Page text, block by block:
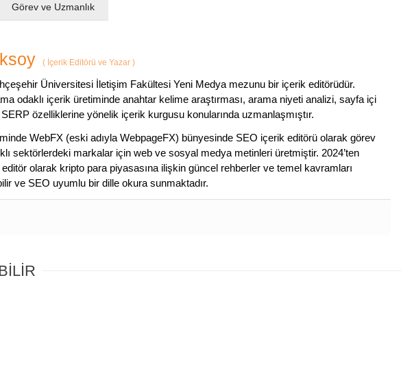
Görev ve Uzmanlık
( İçerik Editörü ve Yazar )
Üniversitesi İletişim Fakültesi Yeni Medya mezunu bir içerik editörüdür.
odaklı içerik üretiminde anahtar kelime araştırması, arama niyeti analizi, sayfa içi
özelliklerine yönelik içerik kurgusu konularında uzmanlaşmıştır.
WebFX (eski adıyla WebpageFX) bünyesinde SEO içerik editörü olarak görev
sektörlerdeki markalar için web ve sosyal medya metinleri üretmiştir. 2024’ten
editör olarak kripto para piyasasına ilişkin güncel rehberler ve temel kavramları
ve SEO uyumlu bir dille okura sunmaktadır.